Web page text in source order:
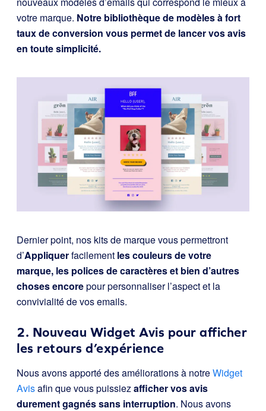
votre marque. Notre bibliothèque de modèles à fort
taux de conversion vous permet de lancer vos avis
en toute simplicité.
Dernier point, nos kits de marque vous permettront
d’Appliquerfacilement les couleurs de votre
marque, les polices de caractères et bien d’autres
choses encorepour personnaliser l’aspect et la
convivialité de vos emails.
2. Nouveau Widget Avis pour afficher
les retours d’expérience
Nous avons apporté des améliorations à notreWidget
Avisafin que vous puissiezafficher vos avis
durement gagnés sans interruption. Nous avons